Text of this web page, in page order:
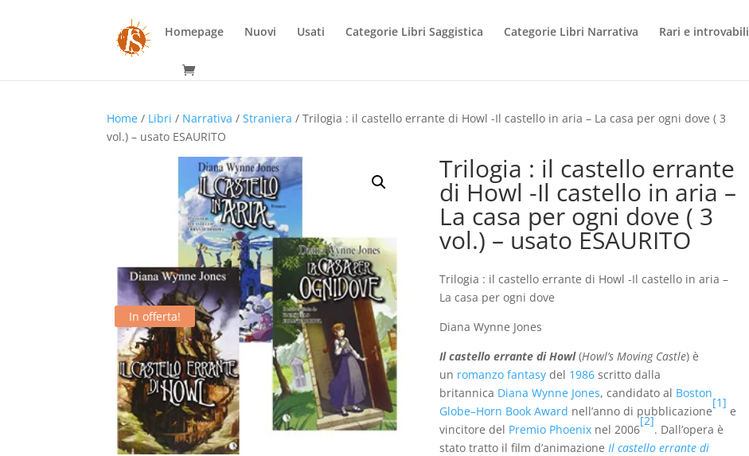
Homepage Nuovi Usati Categorie Libri Saggistica Categorie Libri Narrativa Rari e introvabili
Home / Libri / Narrativa /Straniera / Trilogia : il castello errante di Howl -Il castello in aria – La casa per ogni dove ( 3
vol.) – usato ESAURITO
In offerta!
Trilogia : il castello errante
di Howl -Il castello in aria –
La casa per ogni dove ( 3
vol.) – usato ESAURITO
Trilogia : il castello errante di Howl -Il castello in aria –
La casa per ogni dove
Diana Wynne Jones
Il castello errante di Howl(Howl’s Moving Castle) è
un romanzo fantasydel 1986scritto dalla
britannica Diana Wynne Jones, candidato al Boston
Globe–Horn Book Award nell’anno di pubblicazione
[1]
e
vincitore del Premio Phoenixnel 2006
[2]
. Dall’opera è
stato tratto il film d’animazione Il castello errante di